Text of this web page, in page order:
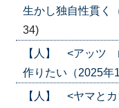
生かし独自性貫く
34)
【人】 <アッツ
作りたい（2025年
【人】 <ヤマと